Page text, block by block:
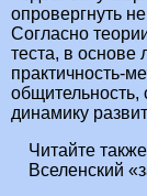
опровергнуть
Согласно
теста, в основе
практичность-
общительность,
динамику
Читайте
Вселенский